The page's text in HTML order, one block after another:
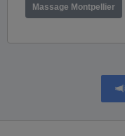
Massage Montpellier